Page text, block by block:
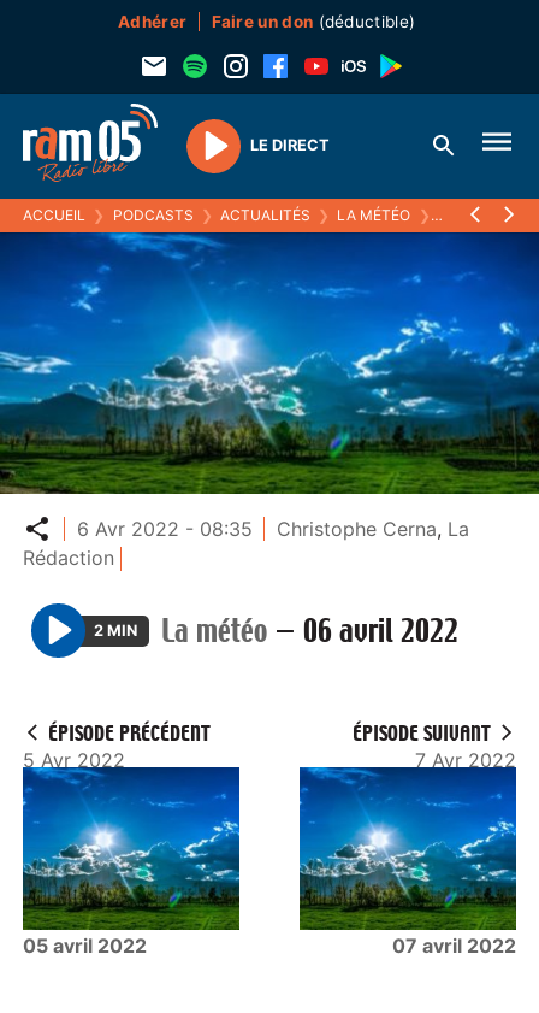
Adhérer Faire un don (déductible)
Play
LE DIRECT
ACCUEIL ❯ PODCASTS ❯ ACTUALITÉS ❯ LA MÉTÉO ❯ 06 AVRIL 2022
Partager
6 Avr 2022 - 08:35 Christophe Cerna, La
Rédaction
P
y
2 MIN La météo — 06 avril 2022
ÉPISODE PRÉCÉDENT
5 Avr 2022
05 avril 2022
ÉPISODE SUIVANT
7 Avr 2022
07 avril 2022